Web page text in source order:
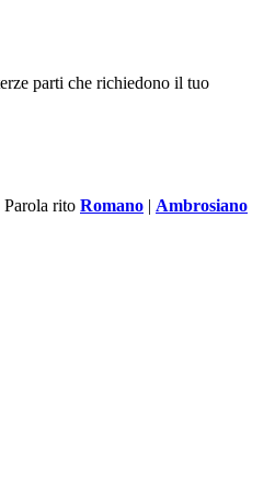
parti che richiedono il tuo
Parola rito Romano | Ambrosiano